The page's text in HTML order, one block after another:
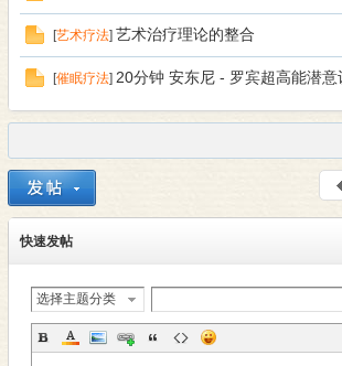
[艺术疗法] 艺术治疗理论的整合
[催眠疗法] 20分钟 安东尼 - 罗宾超高能潜意
快速发帖
选择主题分类